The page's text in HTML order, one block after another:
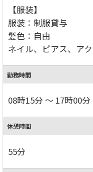
【服装】
服装：制服貸与
髪色：自由
ネイル、ピアス、ア
勤務時間
08時15分 ～ 17時00分
休憩時間
55分